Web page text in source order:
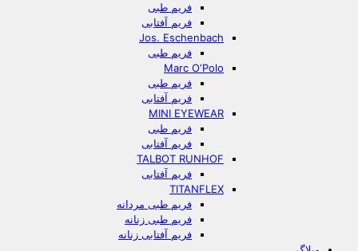
فریم طبی
فریم آفتابی
Jos. Eschenbach
فریم طبی
Marc O‘Polo
فریم طبی
فریم آفتابی
MINI EYEWEAR
فریم طبی
فریم آفتابی
TALBOT RUNHOF
فریم آفتابی
TITANFLEX
فریم طبی مردانه
فریم طبی زنانه
فریم آفتابی زنانه